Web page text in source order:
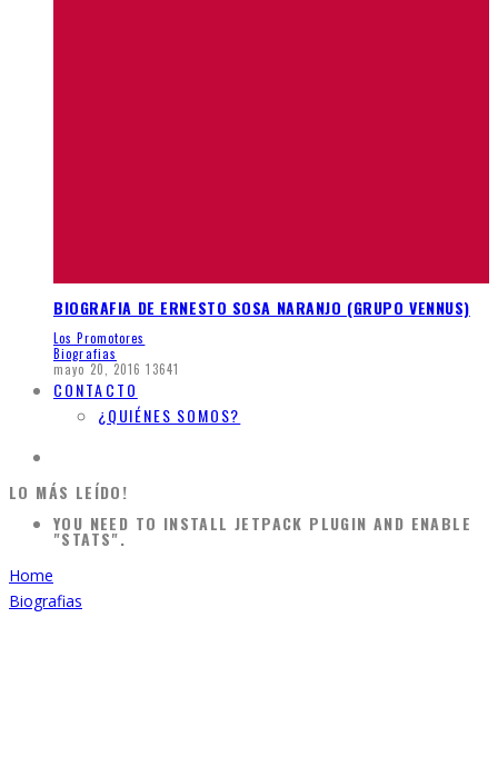
BIOGRAFIA DE ERNESTO SOSA NARANJO (GRUPO VENNUS)
Los Promotores
Biografias
mayo 20, 2016 13641
CONTACTO
¿QUIÉNES SOMOS?
LO MÁS LEÍDO!
YOU NEED TO INSTALL JETPACK PLUGIN AND ENABLE
"STATS".
Home
Biografias